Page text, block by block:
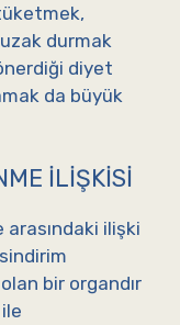
durmak
diyet
da büyük
İLIŞKISI
arasındaki ilişki
bir organdır